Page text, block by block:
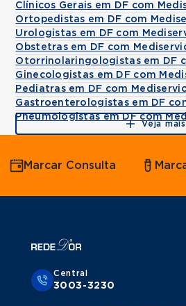
Clínicos Gerais em DF com
Ortopedistas em DF com
Urologistas em DF com
Obstetras em DF com
Otorrinolaringologistas em DF
Ginecologistas em DF com
Pediatras em DF com
Gastroenterologistas em DF
Pneumologistas em DF com
Veja mais
Marcar Consulta
Central
3003-3230